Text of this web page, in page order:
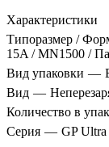
Характеристики
Типоразмер /
15A / MN1500 /
Вид упаковки —
Вид —
Количество в
Серия — GP